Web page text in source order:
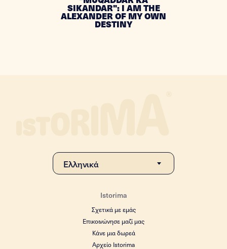
SIKANDAR": I AM THE
ALEXANDER OF MY OWN
DESTINY
Istorima
Σχετικά με εμάς
Επικοινώνησε μαζί μας
Κάνε μια δωρεά
Αρχείο Istorima